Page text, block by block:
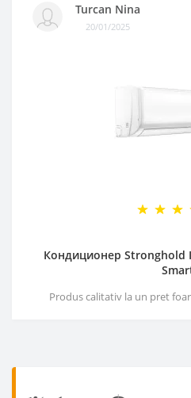
Turcan Nina
20/01/2025
Кондиционер Stronghold
Produs calitativ la un pret